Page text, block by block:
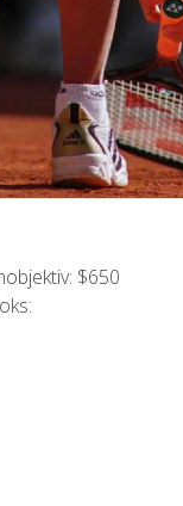
$650